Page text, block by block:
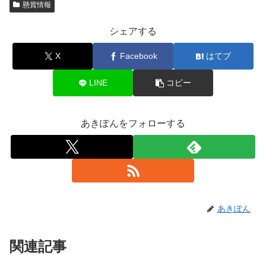
懸賞情報
シェアする
X Facebook はてブ
LINE コピー
あきぽんをフォローする
あきぽん
関連記事